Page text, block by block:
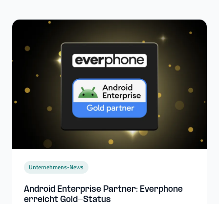
Unternehmens-News
Android Enterprise Partner: Everphone
erreicht Gold-​Status